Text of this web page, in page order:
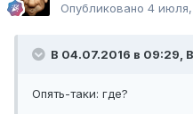
Опубликовано 4 июля,
В 04.07.2016 в 09:29,
Опять-таки: где?